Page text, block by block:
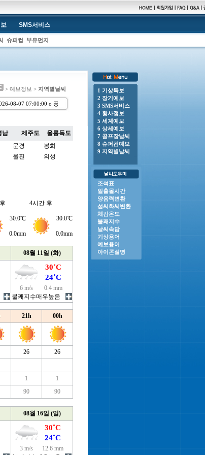
SMS서비스
슈퍼컴 부유먼지
> 예보정보 > 지역별날씨
08-07 07:00:00 o 풍랑경보 : 남해동부바깥먼바다, 제주도남쪽바깥먼바다 o
남 제주도
울릉독도
문경
봉화
울진
의성
30.0℃
0.0mm
4시간 후
30.0℃
0.0mm
08월 11일 (화)
30˚C
24˚C
6 m/s
0.4 mm
불쾌지수매우높음
21h 00h
26
26
1
1
90 90
08월 16일 (일)
30˚C
24˚C
3 m/s
12.6 mm
1 기상특보
2 장기예보
3 SMS서비스
4 황사정보
5 세계예보
6 상세예보
7 골프장날씨
8 슈퍼컴예보
9 지역별날씨
조석표
일출몰시간
양음력변환
섭씨화씨변환
체감온도
불쾌지수
날씨속담
기상용어
예보용어
아이콘설명